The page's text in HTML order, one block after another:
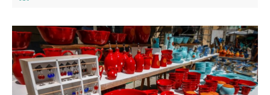
Le traditionnel marché avec ses étals colorés est un
moment d'échange incontournable.